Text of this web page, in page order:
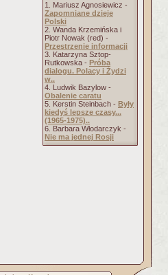
1. Mariusz Agnosiewicz -
Zapomniane dzieje
Polski
2. Wanda Krzemińska i
Piotr Nowak (red) -
Przestrzenie informacji
3. Katarzyna Sztop-
Rutkowska - Próba
dialogu. Polacy i Żydzi
w..
4. Ludwik Bazylow -
Obalenie caratu
5. Kerstin Steinbach - Były
kiedyś lepsze czasy...
(1965-1975)..
6. Barbara Włodarczyk -
Nie ma jednej Rosji